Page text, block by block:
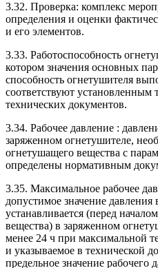
3.32. Проверка: комплекс
определения и оценки
и его элементов.
3.33. Работоспособность
котором значения основных
способность огнетушителя
соответствуют
технических документов.
3.34. Рабочее давление :
заряженном огнетушителе,
огнетушащего вещества с
определены нормативным
3.35. Максимальное рабочее
допустимое значение
устанавливается (перед
вещества) в заряженном
менее 24 ч при максимальной
и указываемое в технической
предельное значение рабочего